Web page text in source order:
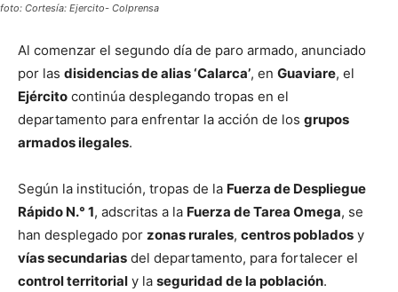
foto: Cortesía: Ejercito- Colprensa
Al comenzar el segundo día de paro armado, anunciado
por las disidencias de alias ‘Calarca’, en Guaviare, el
Ejército continúa desplegando tropas en el
departamento para enfrentar la acción de los grupos
armados ilegales.
Según la institución, tropas de la Fuerza de Despliegue
Rápido N.° 1, adscritas a la Fuerza de Tarea Omega, se
han desplegado por zonas rurales, centros poblados y
vías secundarias del departamento, para fortalecer el
control territorial y la seguridad de la población.